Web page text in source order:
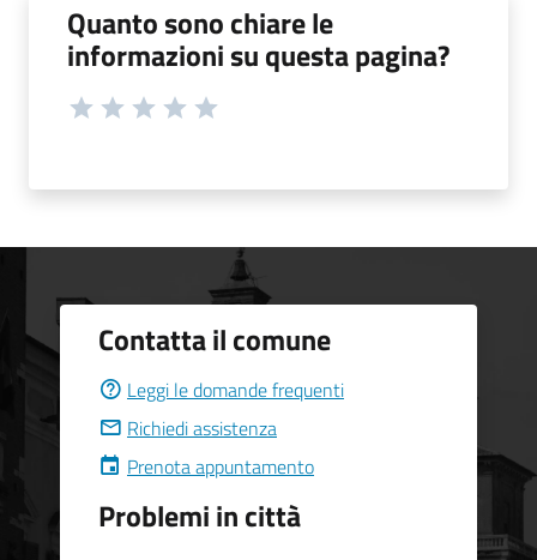
Quanto sono chiare le
informazioni su questa pagina?
Contatta il comune
Leggi le domande frequenti
Richiedi assistenza
Prenota appuntamento
Problemi in città